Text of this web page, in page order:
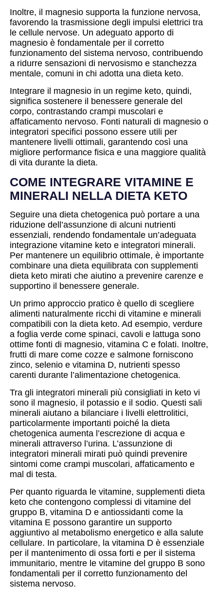
Inoltre, il magnesio supporta la funzione nervosa,
favorendo la trasmissione degli impulsi elettrici tra
le cellule nervose. Un adeguato apporto di
magnesio è fondamentale per il corretto
funzionamento del sistema nervoso, contribuendo
a ridurre sensazioni di nervosismo e stanchezza
mentale, comuni in chi adotta una dieta keto.
Integrare il magnesio in un regime keto, quindi,
significa sostenere il benessere generale del
corpo, contrastando crampi muscolari e
affaticamento nervoso. Fonti naturali di magnesio o
integratori specifici possono essere utili per
mantenere livelli ottimali, garantendo così una
migliore performance fisica e una maggiore qualità
di vita durante la dieta.
COME INTEGRARE VITAMINE E
MINERALI NELLA DIETA KETO
Seguire una dieta chetogenica può portare a una
riduzione dell’assunzione di alcuni nutrienti
essenziali, rendendo fondamentale un’adeguata
integrazione vitamine keto e integratori minerali.
Per mantenere un equilibrio ottimale, è importante
combinare una dieta equilibrata con supplementi
dieta keto mirati che aiutino a prevenire carenze e
supportino il benessere generale.
Un primo approccio pratico è quello di scegliere
alimenti naturalmente ricchi di vitamine e minerali
compatibili con la dieta keto. Ad esempio, verdure
a foglia verde come spinaci, cavoli e lattuga sono
ottime fonti di magnesio, vitamina C e folati. Inoltre,
frutti di mare come cozze e salmone forniscono
zinco, selenio e vitamina D, nutrienti spesso
carenti durante l’alimentazione chetogenica.
Tra gli integratori minerali più consigliati in keto vi
sono il magnesio, il potassio e il sodio. Questi sali
minerali aiutano a bilanciare i livelli elettrolitici,
particolarmente importanti poiché la dieta
chetogenica aumenta l’escrezione di acqua e
minerali attraverso l’urina. L’assunzione di
integratori minerali mirati può quindi prevenire
sintomi come crampi muscolari, affaticamento e
mal di testa.
Per quanto riguarda le vitamine, supplementi dieta
keto che contengono complessi di vitamine del
gruppo B, vitamina D e antiossidanti come la
vitamina E possono garantire un supporto
aggiuntivo al metabolismo energetico e alla salute
cellulare. In particolare, la vitamina D è essenziale
per il mantenimento di ossa forti e per il sistema
immunitario, mentre le vitamine del gruppo B sono
fondamentali per il corretto funzionamento del
sistema nervoso.